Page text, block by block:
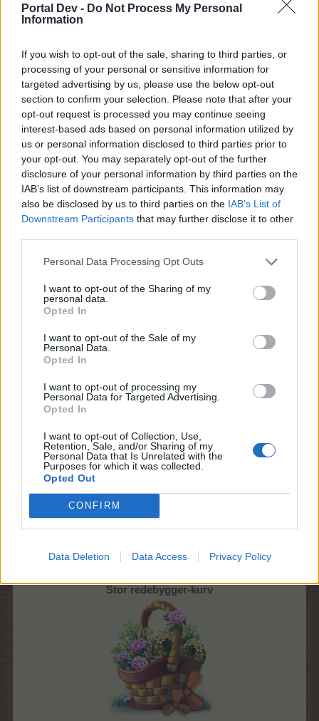
Portal Dev - Do Not Process My Personal
Information
If you wish to opt-out of the sale, sharing to third parties, or
processing of your personal or sensitive information for
targeted advertising by us, please use the below opt-out
section to confirm your selection. Please note that after your
opt-out request is processed you may continue seeing
interest-based ads based on personal information utilized by
us or personal information disclosed to third parties prior to
your opt-out. You may separately opt-out of the further
disclosure of your personal information by third parties on the
IAB’s list of downstream participants. This information may
also be disclosed by us to third parties on the IAB’s List of
Downstream Participants that may further disclose it to other
Personal Data Processing Opt Outs
I want to opt-out of the Sharing of my
personal data.
Opted In
I want to opt-out of the Sale of my
Personal Data.
Opted In
I want to opt-out of processing my
Personal Data for Targeted Advertising.
Opted In
I want to opt-out of Collection, Use,
Retention, Sale, and/or Sharing of my
Personal Data that Is Unrelated with the
Purposes for which it was collected.
Opted Out
CONFIRM
Data Deletion Data Access Privacy Policy
Board Administrator
Team Farmerama DA & NO
Event kurve
Lille redebygger-kurv
30 rhododendron
20 skæglav
Mellem redebygger-kurv
10 papegøjebregner
10 Susis supergødning
(kan købes flere gange)
Stor redebygger-kurv